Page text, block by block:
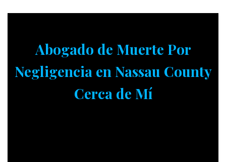
Abogado de Muerte Por
Negligencia en Nassau County
Cerca de Mí